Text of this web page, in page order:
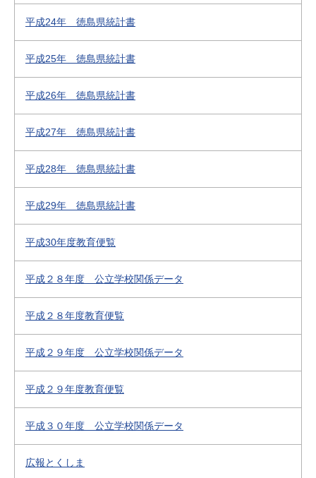
平成24年 徳島県統計書
平成25年 徳島県統計書
平成26年 徳島県統計書
平成27年 徳島県統計書
平成28年 徳島県統計書
平成29年 徳島県統計書
平成30年度教育便覧
平成２８年度 公立学校関係データ
平成２８年度教育便覧
平成２９年度 公立学校関係データ
平成２９年度教育便覧
平成３０年度 公立学校関係データ
広報とくしま